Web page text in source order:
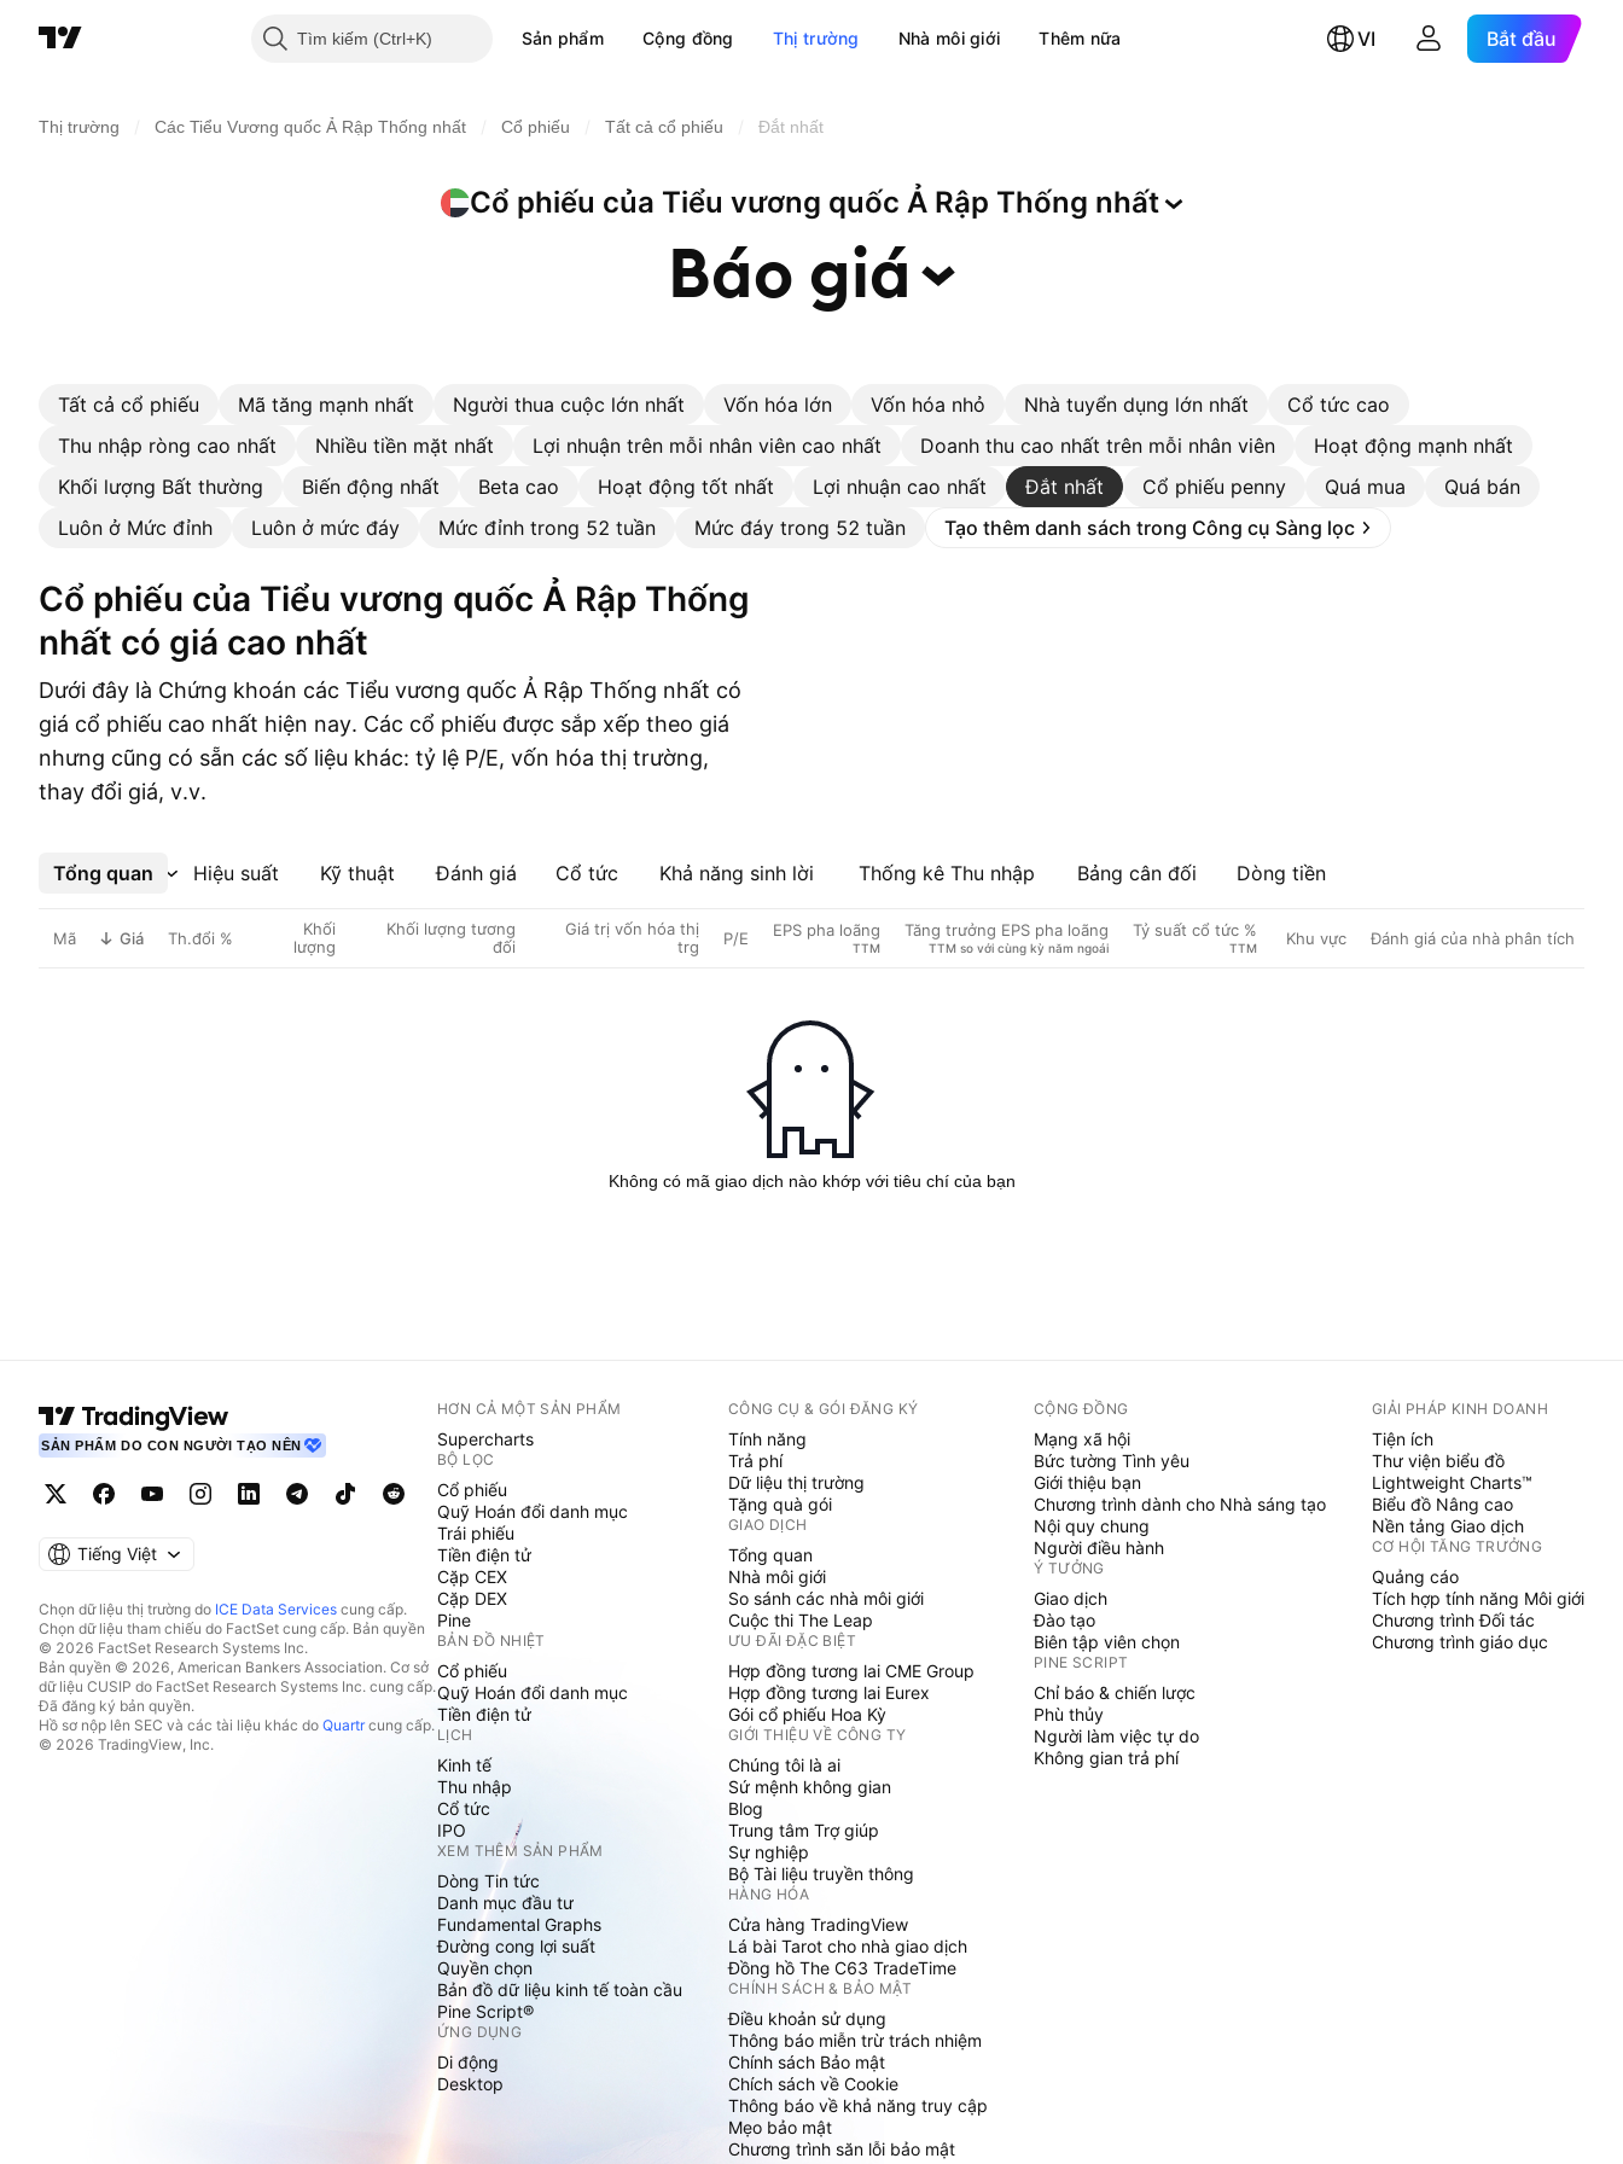
Tìm kiếm Sản phẩm Cộng đồng Thị trường Nhà môi giới Thêm nữa VI Bắt đầu
Thị trường Các Tiểu Vương quốc Ả Rập Thống nhất Cổ phiếu Tất cả cổ phiếu Đắt nhất
Cổ phiếu của Tiểu vương quốc Ả Rập Thống nhất
Báo giá
Tất cả cổ phiếu Mã tăng mạnh nhất Người thua cuộc lớn nhất Vốn hóa lớn Vốn hóa nhỏ Nhà tuyển dụng lớn nhất
Cổ tức cao
Thu nhập ròng cao nhất
Nhiều tiền mặt nhất Lợi nhuận trên mỗi nhân viên cao nhất Doanh thu cao nhất trên mỗi nhân viên
Hoạt động mạnh nhất
Khối lượng Bất thường
Biến động nhất Beta cao Hoạt động tốt nhất Lợi nhuận cao nhất Đắt nhất Cổ phiếu penny Quá mua
Quá bán
Luôn ở Mức đỉnh
Luôn ở mức đáy Mức đỉnh trong 52 tuần Mức đáy trong 52 tuần Tạo thêm danh sách trong Công cụ Sàng lọc
Cổ phiếu của Tiểu vương quốc Ả Rập Thống
nhất có giá cao nhất
Dưới đây là Chứng khoán các Tiểu vương quốc Ả Rập Thống nhất có
giá cổ phiếu cao nhất hiện nay. Các cổ phiếu được sắp xếp theo giá
nhưng cũng có sẵn các số liệu khác: tỷ lệ P/E, vốn hóa thị trường,
thay đổi giá, v.v.
Tổng quan Hiệu suất Kỹ thuật Đánh giá Cổ tức Khả năng sinh lời Thống kê Thu nhập Bảng cân đối Dòng tiền
Xem thêm
Mã Giá Th.đổi %
Khối
lượng
Khối lượng tương
đối
Giá trị vốn hóa thị
trg
P/E EPS pha loãng
TTM
Tăng trưởng EPS pha loãng
TTM so với cùng kỳ năm ngoái
Tỷ suất cổ tức %
TTM Khu vực Đánh giá của nhà phân tích
Không có mã giao dịch nào khớp với tiêu chí của bạn
SẢN PHẨM DO CON NGƯỜI TẠO NÊN
Tiếng Việt
Chọn dữ liệu thị trường do ICE Data Services cung cấp.
Chọn dữ liệu tham chiếu do FactSet cung cấp. Bản quyền
© 2026 FactSet Research Systems Inc.
Bản quyền © 2026, American Bankers Association. Cơ sở
dữ liệu CUSIP do FactSet Research Systems Inc. cung cấp.
Đã đăng ký bản quyền.
Hồ sơ nộp lên SEC và các tài liệu khác do Quartrcung cấp.
© 2026 TradingView, Inc.
HƠN CẢ MỘT SẢN PHẨM
Supercharts
BỘ LỌC
Cổ phiếu
Quỹ Hoán đổi danh mục
Trái phiếu
Tiền điện tử
Cặp CEX
Cặp DEX
Pine
BẢN ĐỒ NHIỆT
Cổ phiếu
Quỹ Hoán đổi danh mục
Tiền điện tử
LỊCH
Kinh tế
Thu nhập
Cổ tức
IPO
XEM THÊM SẢN PHẨM
Dòng Tin tức
Danh mục đầu tư
Fundamental Graphs
Đường cong lợi suất
Quyền chọn
Bản đồ dữ liệu kinh tế toàn cầu
Pine Script®
ỨNG DỤNG
Di động
Desktop
CÔNG CỤ & GÓI ĐĂNG KÝ
Tính năng
Trả phí
Dữ liệu thị trường
Tặng quà gói
GIAO DỊCH
Tổng quan
Nhà môi giới
So sánh các nhà môi giới
Cuộc thi The Leap
ƯU ĐÃI ĐẶC BIỆT
Hợp đồng tương lai CME Group
Hợp đồng tương lai Eurex
Gói cổ phiếu Hoa Kỳ
GIỚI THIỆU VỀ CÔNG TY
Chúng tôi là ai
Sứ mệnh không gian
Blog
Trung tâm Trợ giúp
Sự nghiệp
Bộ Tài liệu truyền thông
HÀNG HÓA
Cửa hàng TradingView
Lá bài Tarot cho nhà giao dịch
Đồng hồ The C63 TradeTime
CHÍNH SÁCH & BẢO MẬT
Điều khoản sử dụng
Thông báo miễn trừ trách nhiệm
Chính sách Bảo mật
Chích sách về Cookie
Thông báo về khả năng truy cập
Mẹo bảo mật
Chương trình săn lỗi bảo mật
CỘNG ĐỒNG
Mạng xã hội
Bức tường Tình yêu
Giới thiệu bạn
Chương trình dành cho Nhà sáng tạo
Nội quy chung
Người điều hành
Ý TƯỞNG
Giao dịch
Đào tạo
Biên tập viên chọn
PINE SCRIPT
Chỉ báo & chiến lược
Phù thủy
Người làm việc tự do
Không gian trả phí
GIẢI PHÁP KINH DOANH
Tiện ích
Thư viện biểu đồ
Lightweight Charts™
Biểu đồ Nâng cao
Nền tảng Giao dịch
CƠ HỘI TĂNG TRƯỞNG
Quảng cáo
Tích hợp tính năng Môi giới
Chương trình Đối tác
Chương trình giáo dục